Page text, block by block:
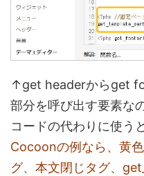
↑get headerからget
部分を呼び出す要素な
コードの代わりに使う
Cocoonの例なら、黄
グ、本文閉じタグ、